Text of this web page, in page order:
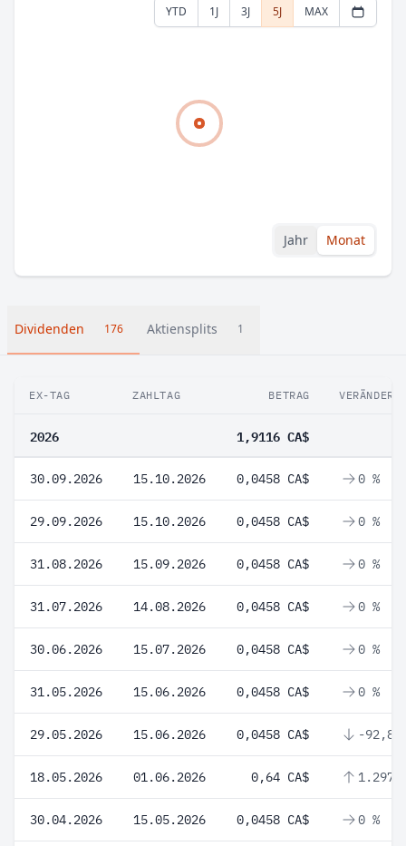
YTD 1J 3J 5J MAX
Jahr Monat
Dividenden 176 Aktiensplits 1
EX-TAG ZAHLTAG BETRAG
2026 1,9116 CA$
30.09.2026 15.10.2026 0,0458 CA$ 0 %
29.09.2026 15.10.2026 0,0458 CA$ 0 %
31.08.2026 15.09.2026 0,0458 CA$ 0 %
31.07.2026 14.08.2026 0,0458 CA$ 0 %
30.06.2026 15.07.2026 0,0458 CA$ 0 %
31.05.2026 15.06.2026 0,0458 CA$ 0 %
29.05.2026 15.06.2026 0,0458 CA$ -92,84
18.05.2026 01.06.2026 0,64 CA$
30.04.2026 15.05.2026 0,0458 CA$ 0 %